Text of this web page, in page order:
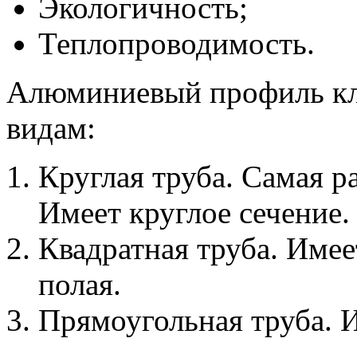
Экологичность;
Теплопроводимость.
Алюминиевый профиль
видам:
Круглая труба. Самая
Имеет круглое сечение.
Квадратная труба.
полая.
Прямоугольная труба.